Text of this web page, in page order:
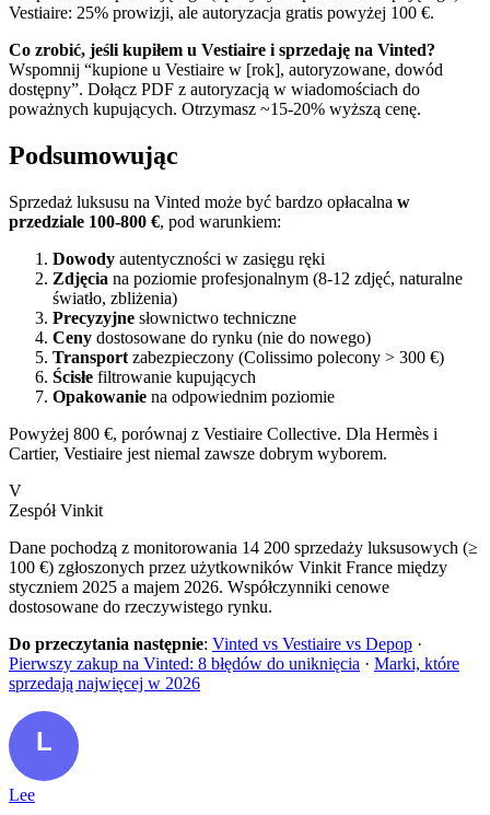
Vestiaire: 25% prowizji, ale autoryzacja gratis powyżej 100 €.
Co zrobić, jeśli kupiłem u Vestiaire i sprzedaję na Vinted?
Wspomnij “kupione u Vestiaire w [rok], autoryzowane, dowód
dostępny”. Dołącz PDF z autoryzacją w wiadomościach do
poważnych kupujących. Otrzymasz ~15-20% wyższą cenę.
Podsumowując
Sprzedaż luksusu na Vinted może być bardzo opłacalna w
przedziale 100-800 €, pod warunkiem:
Dowody autentyczności w zasięgu ręki
Zdjęcia na poziomie profesjonalnym (8-12 zdjęć, naturalne
światło, zbliżenia)
Precyzyjne słownictwo techniczne
Ceny dostosowane do rynku (nie do nowego)
Transport zabezpieczony (Colissimo polecony > 300 €)
Ścisłe filtrowanie kupujących
Opakowanie na odpowiednim poziomie
Powyżej 800 €, porównaj z Vestiaire Collective. Dla Hermès i
Cartier, Vestiaire jest niemal zawsze dobrym wyborem.
V
Zespół Vinkit
Dane pochodzą z monitorowania 14 200 sprzedaży luksusowych (≥
100 €) zgłoszonych przez użytkowników Vinkit France między
styczniem 2025 a majem 2026. Współczynniki cenowe
dostosowane do rzeczywistego rynku.
Do przeczytania następnie: Vinted vs Vestiaire vs Depop ·
Pierwszy zakup na Vinted: 8 błędów do uniknięcia · Marki, które
sprzedają najwięcej w 2026
Lee